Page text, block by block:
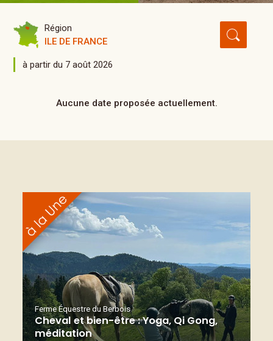
Région
ILE DE FRANCE
à partir du 7 août 2026
Aucune date proposée actuellement.
Ferme Équestre du Berbois
Cheval et bien-être : Yoga, Qi Gong,
méditation